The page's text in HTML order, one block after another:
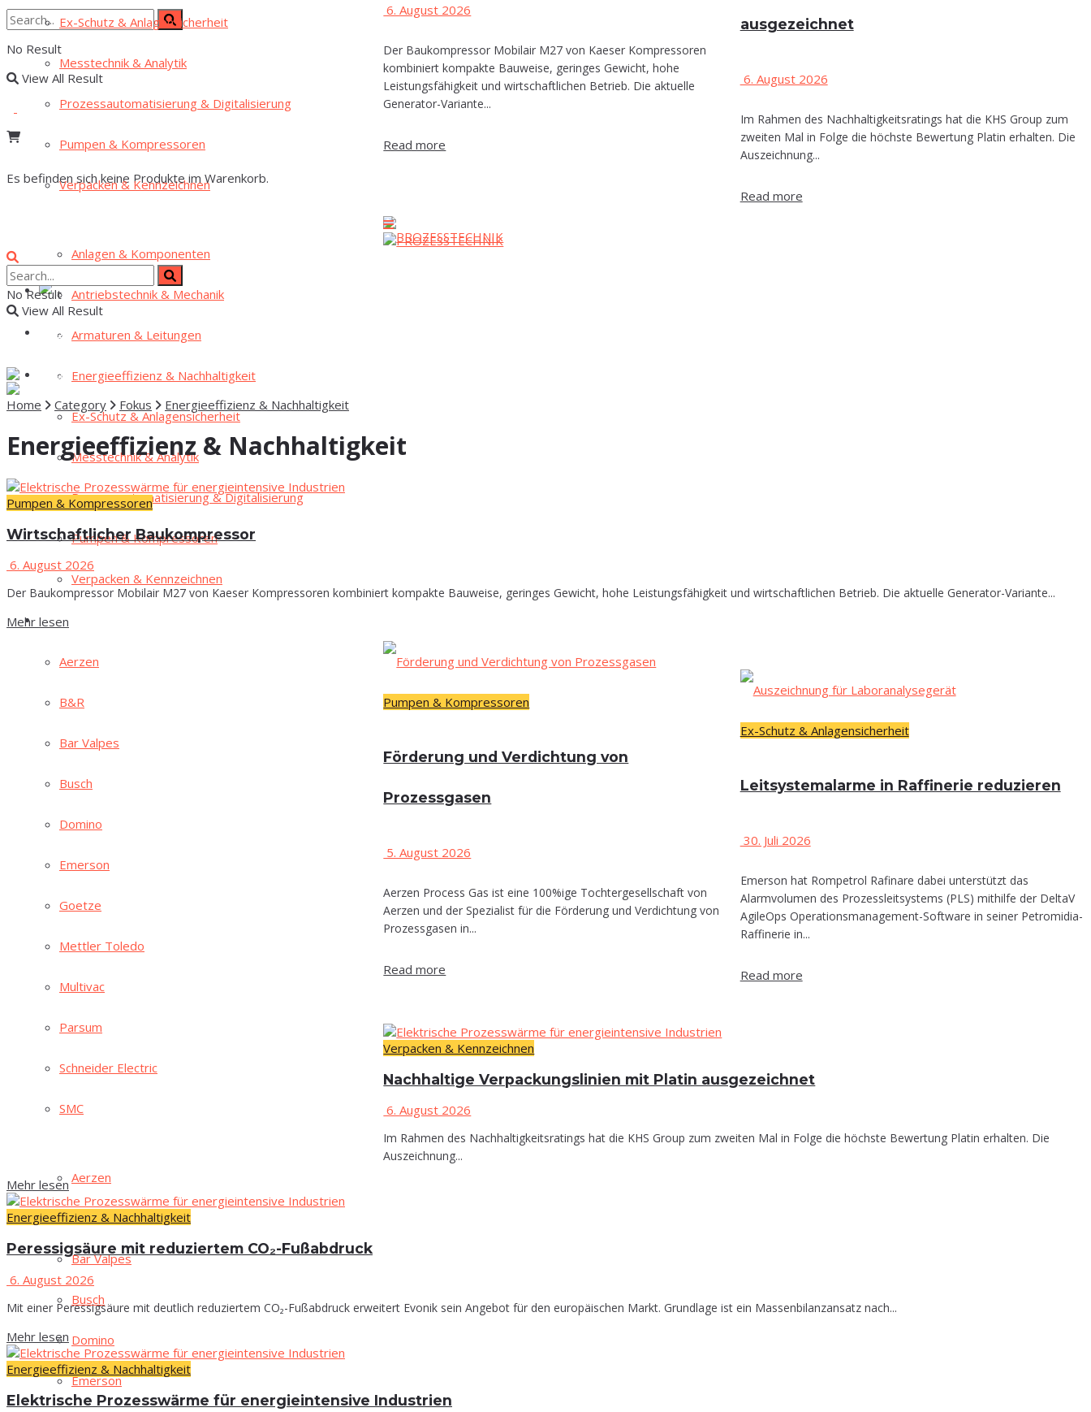
No Result
View All Result
Es befinden sich keine Produkte im Warenkorb.
Ex-Schutz & Anlagensicherheit
Mess­tech­nik & Analytik
Pro­zess­au­to­ma­ti­sie­rung & Digitalisierung
Pum­pen & Kompressoren
Ver­pa­cken & Kennzeichnen
6. August 2026
Der Baukompressor Mobilair M27 von Kaeser Kompressoren
kombiniert kompakte Bauweise, geringes Gewicht, hohe
Leistungsfähigkeit und wirtschaftlichen Betrieb. Die aktuelle
Generator-Variante...
Read more
ausgezeichnet
6. August 2026
Im Rahmen des Nachhaltigkeitsratings hat die KHS Group zum
zweiten Mal in Folge die höchste Bewertung Platin erhalten. Die
Auszeichnung...
Read more
Anla­gen & Komponenten
Antriebs­tech­nik & Mechanik
Arma­tu­ren & Leitungen
Ener­gie­ef­fi­zi­enz & Nachhaltigkeit
Ex-Schutz & Anlagensicherheit
Mess­tech­nik & Analytik
Pro­zess­au­to­ma­ti­sie­rung & Digitalisierung
Pum­pen & Kompressoren
Ver­pa­cken & Kennzeichnen
High­lights
Aer­zen
B&R
Bar Val­pes
Busch
Domi­no
Emer­son
Goe­t­ze
Mett­ler Toledo
Mul­ti­vac
Par­sum
Schnei­der Electric
SMC
Pumpen & Kompressoren
För­de­rung und Ver­dich­tung von
Prozessgasen
5. August 2026
Aerzen Process Gas ist eine 100%ige Tochtergesellschaft von
Aerzen und der Spezialist für die Förderung und Verdichtung von
Prozessgasen in...
Read more
Ex-Schutz & Anlagensicherheit
Leit­sys­tem­alar­me in Raf­fi­ne­rie reduzieren
30. Juli 2026
Emerson hat Rompetrol Rafinare dabei unterstützt das
Alarmvolumen des Prozessleitsystems (PLS) mithilfe der DeltaV
AgileOps Operationsmanagement-Software in seiner Petromidia-
Raffinerie in...
Read more
Aer­zen
B&R
Bar Val­pes
Busch
Domi­no
Emer­son
Home
Fokus
No Result
View All Result
Home Category Fokus Energieeffizienz & Nachhaltigkeit
Energieeffizienz & Nachhaltigkeit
Pumpen & Kompressoren
Wirt­schaft­li­cher Baukompressor
6. August 2026
Der Baukompressor Mobilair M27 von Kaeser Kompressoren kombiniert kompakte Bauweise, geringes Gewicht, hohe Leistungsfähigkeit und wirtschaftlichen Betrieb. Die aktuelle Generator-Variante...
Mehr lesen
Verpacken & Kennzeichnen
Nach­hal­ti­ge Ver­pa­ckungs­li­ni­en mit Pla­tin ausgezeichnet
6. August 2026
Im Rahmen des Nachhaltigkeitsratings hat die KHS Group zum zweiten Mal in Folge die höchste Bewertung Platin erhalten. Die
Auszeichnung...
Mehr lesen
Energieeffizienz & Nachhaltigkeit
Per­es­sig­säu­re mit redu­zier­tem CO₂-Fußabdruck
6. August 2026
Mit einer Peressigsäure mit deutlich reduziertem CO₂-Fußabdruck erweitert Evonik sein Angebot für den europäischen Markt. Grundlage ist ein Massenbilanzansatz nach...
Mehr lesen
Energieeffizienz & Nachhaltigkeit
Elek­tri­sche Pro­zess­wär­me für ener­gie­in­ten­si­ve Industrien